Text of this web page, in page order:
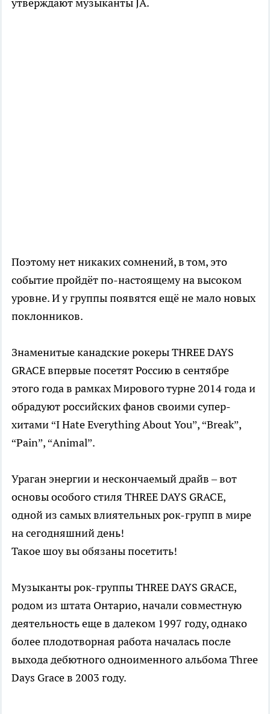
утверждают музыканты JA.
Поэтому нет никаких сомнений, в том, это
событие пройдёт по-настоящему на высоком
уровне. И у группы появятся ещё не мало новых
поклонников.
Знаменитые канадские рокеры THREE DAYS
GRACE впервые посетят Россию в сентябре
этого года в рамках Мирового турне 2014 года и
обрадуют российских фанов своими супер-
хитами “I Hate Everything About You”, “Break”,
“Pain”, “Animal”.
Ураган энергии и нескончаемый драйв – вот
основы особого стиля THREE DAYS GRACE,
одной из самых влиятельных рок-групп в мире
на сегодняшний день!
Такое шоу вы обязаны посетить!
Музыканты рок-группы THREE DAYS GRACE,
родом из штата Онтарио, начали совместную
деятельность еще в далеком 1997 году, однако
более плодотворная работа началась после
выхода дебютного одноименного альбома Three
Days Grace в 2003 году.